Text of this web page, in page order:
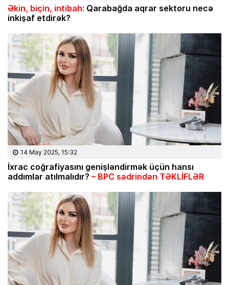
Əkin, biçin, intibah: Qarabağda aqrar sektoru necə
inkişaf etdirək?
14 May 2025, 15:32
İxrac coğrafiyasını genişləndirmək üçün hansı
addımlar atılmalıdır? – BPC sədrindən TƏKLİFLƏR